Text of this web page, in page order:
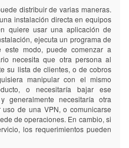
distribuir de varias maneras.
instalación directa en equipos
quiere usar una aplicación de
ejecuta un programa de
modo, puede comenzar a
necesita que otra persona al
su lista de clientes, o de cobros
manipular con el mismo
o necesitaría bajar ese
necesitaría otra
de una VPN, o comunicarse
de operaciones. En cambio, si
los requerimientos pueden